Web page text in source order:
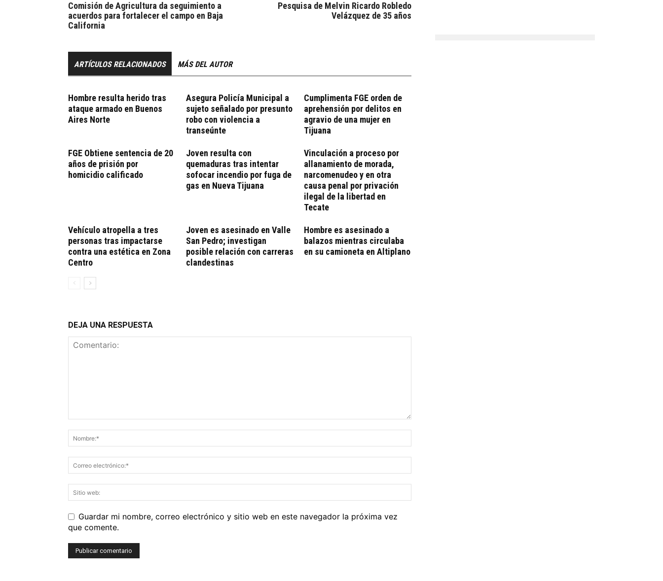
Comisión de Agricultura da seguimiento a
acuerdos para fortalecer el campo en Baja
California
Pesquisa de Melvin Ricardo Robledo
Velázquez de 35 años
ARTÍCULOS RELACIONADOS MÁS DEL AUTOR
Hombre resulta herido tras
ataque armado en Buenos
Aires Norte
Asegura Policía Municipal a
sujeto señalado por presunto
robo con violencia a
transeúnte
Cumplimenta FGE orden de
aprehensión por delitos en
agravio de una mujer en
Tijuana
FGE Obtiene sentencia de 20
años de prisión por
homicidio calificado
Joven resulta con
quemaduras tras intentar
sofocar incendio por fuga de
gas en Nueva Tijuana
Vinculación a proceso por
allanamiento de morada,
narcomenudeo y en otra
causa penal por privación
ilegal de la libertad en
Tecate
Vehículo atropella a tres
personas tras impactarse
contra una estética en Zona
Centro
Joven es asesinado en Valle
San Pedro; investigan
posible relación con carreras
clandestinas
Hombre es asesinado a
balazos mientras circulaba
en su camioneta en Altiplano
DEJA UNA RESPUESTA
Guardar mi nombre, correo electrónico y sitio web en este navegador la próxima vez
que comente.